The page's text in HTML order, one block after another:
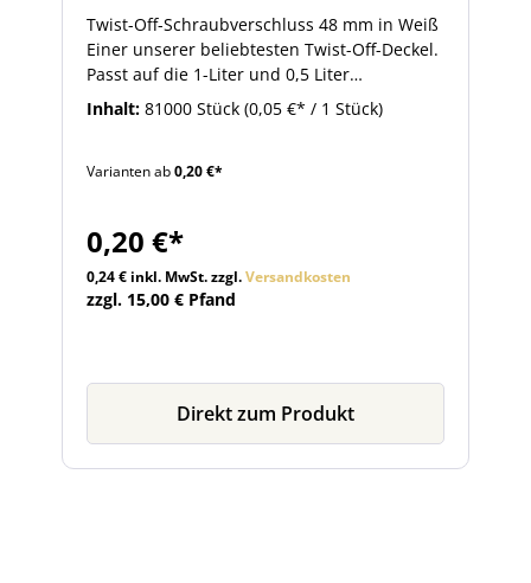
Twist-Off-Schraubverschluss 48 mm in Weiß
Einer unserer beliebtesten Twist-Off-Deckel.
Passt auf die 1-Liter und 0,5 Liter
Milchflaschen. Weitere passende Gläser und
Flaschen finden Sie im Zubehörbereich des
Pasteurisierung geeignet.
Inhalt: 81000 Stück (0,05 €* / 1 Stück)
Varianten ab0,20 €*
0,20 €*
0,24 € inkl. MwSt. zzgl.Versandkosten
zzgl. 15,00 € Pfand
Direkt zum Produkt